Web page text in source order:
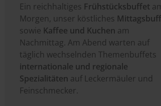
Ein reichhaltiges Frühstücksbuffet
Morgen, unser köstliches
sowie Kaffee und Kuchen am
Nachmittag. Am Abend warten auf
täglich wechselnden Themenbuffets
internationale und regionale
Spezialitäten auf Leckermäuler und
Feinschmecker.